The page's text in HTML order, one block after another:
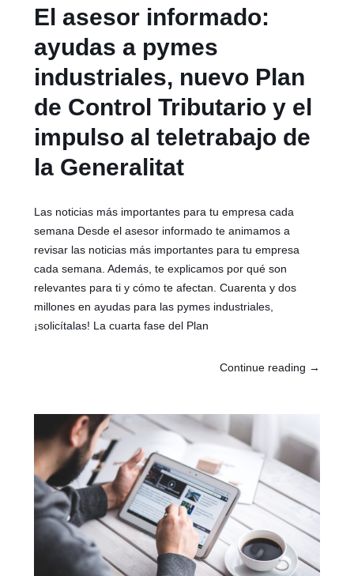
El asesor informado:
ayudas a pymes
industriales, nuevo Plan
de Control Tributario y el
impulso al teletrabajo de
la Generalitat
Las noticias más importantes para tu empresa cada
semana Desde el asesor informado te animamos a
revisar las noticias más importantes para tu empresa
cada semana. Además, te explicamos por qué son
relevantes para ti y cómo te afectan. Cuarenta y dos
millones en ayudas para las pymes industriales,
¡solicítalas! La cuarta fase del Plan
Continue reading →